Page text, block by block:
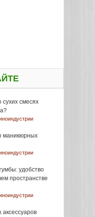
сухих смесях
маникюрных
удобство
пространстве
аксессуаров